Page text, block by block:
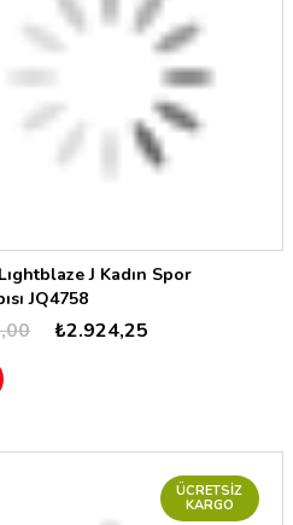
BKW
014
102
J Kadın Spor
JQ4758
₺2.924,25
ÜCRETSIZ
KARGO